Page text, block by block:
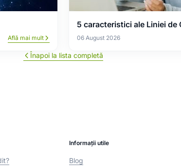
Află mai mult
5 caracteristici ale Liniei de
06 August 2026
Înapoi la lista completă
Informații utile
Blog